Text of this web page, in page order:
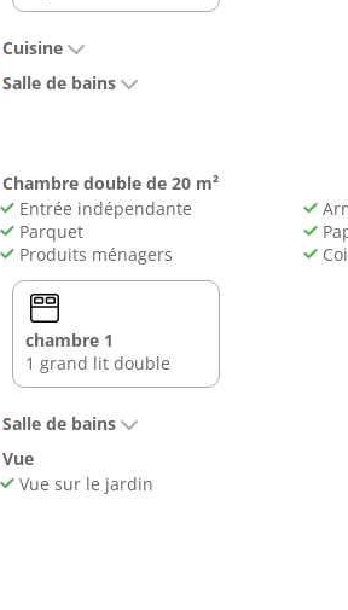
Cuisine
Salle de bains
Chambre double de 20 m²
Entrée indépendante
Parquet
Produits ménagers
chambre 1
1 grand lit double
Salle de bains
Vue
Vue sur le jardin